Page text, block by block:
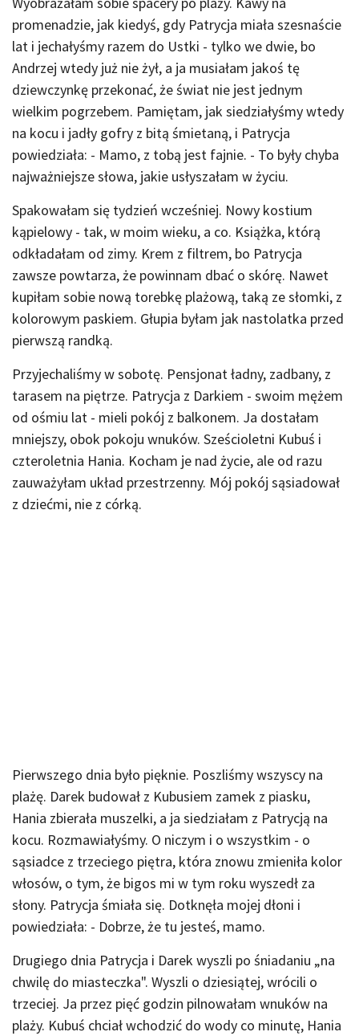
promenadzie, jak kiedyś, gdy Patrycja miała szesnaście
lat i jechałyśmy razem do Ustki - tylko we dwie, bo
Andrzej wtedy już nie żył, a ja musiałam jakoś tę
dziewczynkę przekonać, że świat nie jest jednym
wielkim pogrzebem. Pamiętam, jak siedziałyśmy wtedy
na kocu i jadły gofry z bitą śmietaną, i Patrycja
powiedziała: - Mamo, z tobą jest fajnie. - To były chyba
najważniejsze słowa, jakie usłyszałam w życiu.
Spakowałam się tydzień wcześniej. Nowy kostium
kąpielowy - tak, w moim wieku, a co. Książka, którą
odkładałam od zimy. Krem z filtrem, bo Patrycja
zawsze powtarza, że powinnam dbać o skórę. Nawet
kupiłam sobie nową torebkę plażową, taką ze słomki, z
kolorowym paskiem. Głupia byłam jak nastolatka przed
pierwszą randką.
Przyjechaliśmy w sobotę. Pensjonat ładny, zadbany, z
tarasem na piętrze. Patrycja z Darkiem - swoim mężem
od ośmiu lat - mieli pokój z balkonem. Ja dostałam
mniejszy, obok pokoju wnuków. Sześcioletni Kubuś i
czteroletnia Hania. Kocham je nad życie, ale od razu
zauważyłam układ przestrzenny. Mój pokój sąsiadował
z dziećmi, nie z córką.
Pierwszego dnia było pięknie. Poszliśmy wszyscy na
plażę. Darek budował z Kubusiem zamek z piasku,
Hania zbierała muszelki, a ja siedziałam z Patrycją na
kocu. Rozmawiałyśmy. O niczym i o wszystkim - o
sąsiadce z trzeciego piętra, która znowu zmieniła kolor
włosów, o tym, że bigos mi w tym roku wyszedł za
słony. Patrycja śmiała się. Dotknęła mojej dłoni i
powiedziała: - Dobrze, że tu jesteś, mamo.
Drugiego dnia Patrycja i Darek wyszli po śniadaniu „na
chwilę do miasteczka". Wyszli o dziesiątej, wrócili o
trzeciej. Ja przez pięć godzin pilnowałam wnuków na
plaży. Kubuś chciał wchodzić do wody co minutę, Hania